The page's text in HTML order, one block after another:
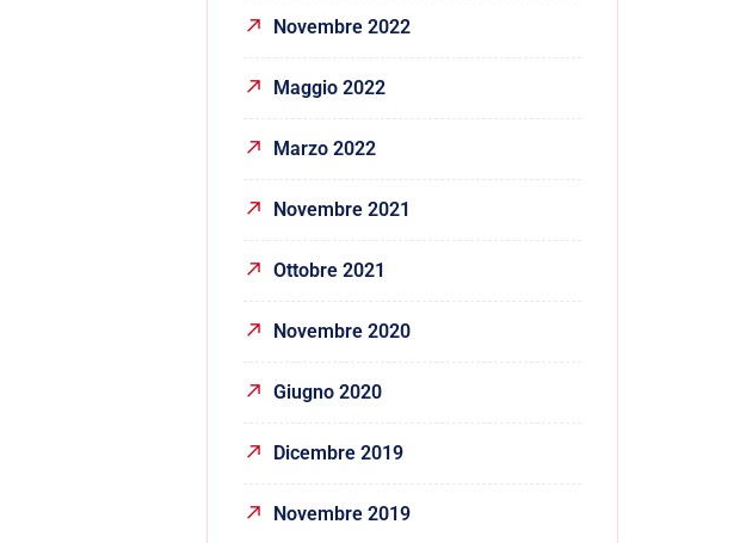
Novembre 2022
Maggio 2022
Marzo 2022
Novembre 2021
Ottobre 2021
Novembre 2020
Giugno 2020
Dicembre 2019
Novembre 2019